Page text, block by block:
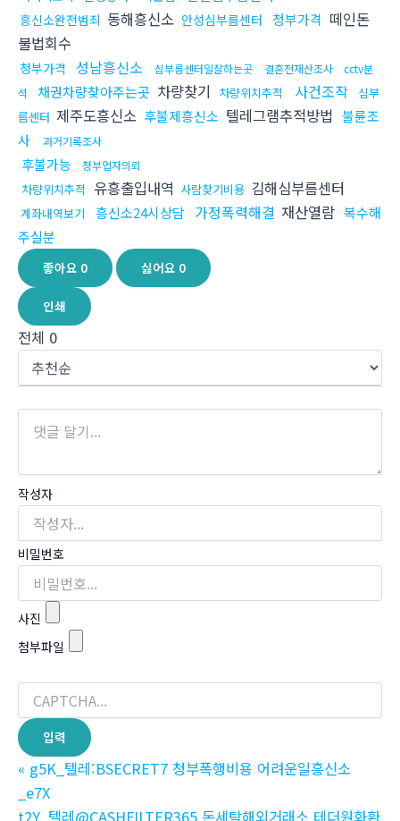
흥신소완전범죄 동해흥신소 안성심부름센터 청부가격 떼인돈
불법회수
청부가격 성남흥신소 심부름센터일잘하는곳 결혼전재산조사
cctv분
석
채권차량찾아주는곳 차량찾기 차량위치추적 사건조작
심부
름센터 제주도흥신소 후불제흥신소 텔레그램추적방법 불륜조
사
과거기록조사
후불가능 청부업자의뢰
차량위치추적 유흥출입내역 사람찾기비용 김해심부름센터
계좌내역보기 흥신소24시상담 가정폭력해결 재산열람 복수해
주실분
좋아요 0 싫어요 0
인쇄
전체 0
작성자
비밀번호
사진
첨부파일
« g5K_텔레:BSECRET7 청부폭행비용 어려운일흥신소
_e7X
t2Y_텔레@CASHFILTER365 돈세탁해외거래소 테더원화환